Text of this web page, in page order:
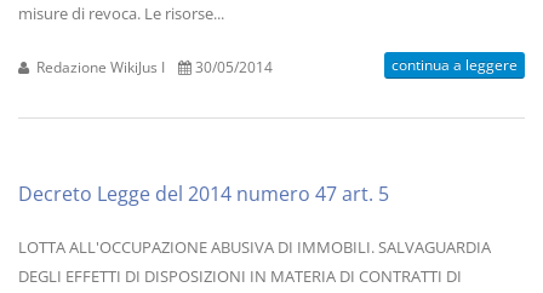
misure di revoca. Le risorse...
Redazione WikiJus I 30/05/2014 continua a leggere
Decreto Legge del 2014 numero 47 art. 5
LOTTA ALL'OCCUPAZIONE ABUSIVA DI IMMOBILI. SALVAGUARDIA
DEGLI EFFETTI DI DISPOSIZIONI IN MATERIA DI CONTRATTI DI